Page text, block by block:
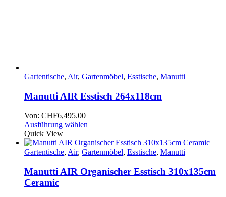
Gartentische, Air, Gartenmöbel, Esstische, Manutti
Manutti AIR Esstisch 264x118cm
Von: CHF6,495.00
Ausführung wählen
Quick View
Gartentische, Air, Gartenmöbel, Esstische, Manutti
Manutti AIR Organischer Esstisch 310x135cm
Ceramic